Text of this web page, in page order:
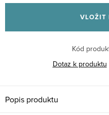
cena:
VLOŽIT
Kód
Dotaz k produktu
Popis produktu